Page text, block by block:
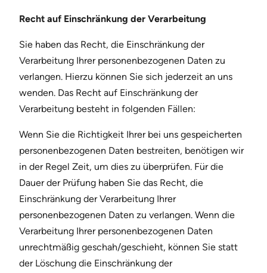
Recht auf Einschränkung der Verarbeitung
Sie haben das Recht, die Einschränkung der
Verarbeitung Ihrer personenbezogenen Daten zu
verlangen. Hierzu können Sie sich jederzeit an uns
wenden. Das Recht auf Einschränkung der
Verarbeitung besteht in folgenden Fällen:
Wenn Sie die Richtigkeit Ihrer bei uns gespeicherten
personenbezogenen Daten bestreiten, benötigen wir
in der Regel Zeit, um dies zu überprüfen. Für die
Dauer der Prüfung haben Sie das Recht, die
Einschränkung der Verarbeitung Ihrer
personenbezogenen Daten zu verlangen. Wenn die
Verarbeitung Ihrer personenbezogenen Daten
unrechtmäßig geschah/geschieht, können Sie statt
der Löschung die Einschränkung der